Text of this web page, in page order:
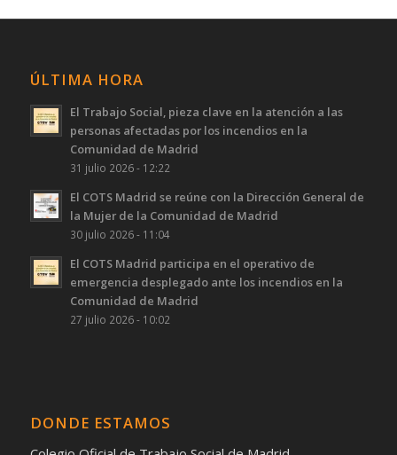
ÚLTIMA HORA
El Trabajo Social, pieza clave en la atención a las
personas afectadas por los incendios en la
Comunidad de Madrid
31 julio 2026 - 12:22
El COTS Madrid se reúne con la Dirección General de
la Mujer de la Comunidad de Madrid
30 julio 2026 - 11:04
El COTS Madrid participa en el operativo de
emergencia desplegado ante los incendios en la
Comunidad de Madrid
27 julio 2026 - 10:02
DONDE ESTAMOS